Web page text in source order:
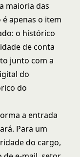
maioria das
apenas o item
o histórico
de conta
junto com a
do
do
a entrada
Para um
do cargo,